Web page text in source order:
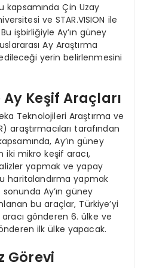
kapsamında Çin Uzay
ve STAR.VISION ile
işbirliğiyle Ay’ın güney
Ay Araştırma
yerin belirlenmesini
Ay Keşif Araçları
Teknolojileri Araştırma ve
araştırmacıları tarafından
Ay’ın güney
mikro keşif aracı,
yapmak ve yapay
haritalandırma yapmak
Ay’ın güney
bu araçlar, Türkiye’yi
gönderen 6. ülke ve
ilk ülke yapacak.
Görevi